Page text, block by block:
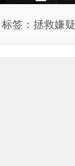
标签：拯救嫌